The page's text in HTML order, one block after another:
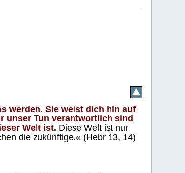
werden. Sie weist dich hin auf
unser Tun verantwortlich sind
Welt ist. Diese Welt ist nur
die zukünftige.« (Hebr 13, 14)